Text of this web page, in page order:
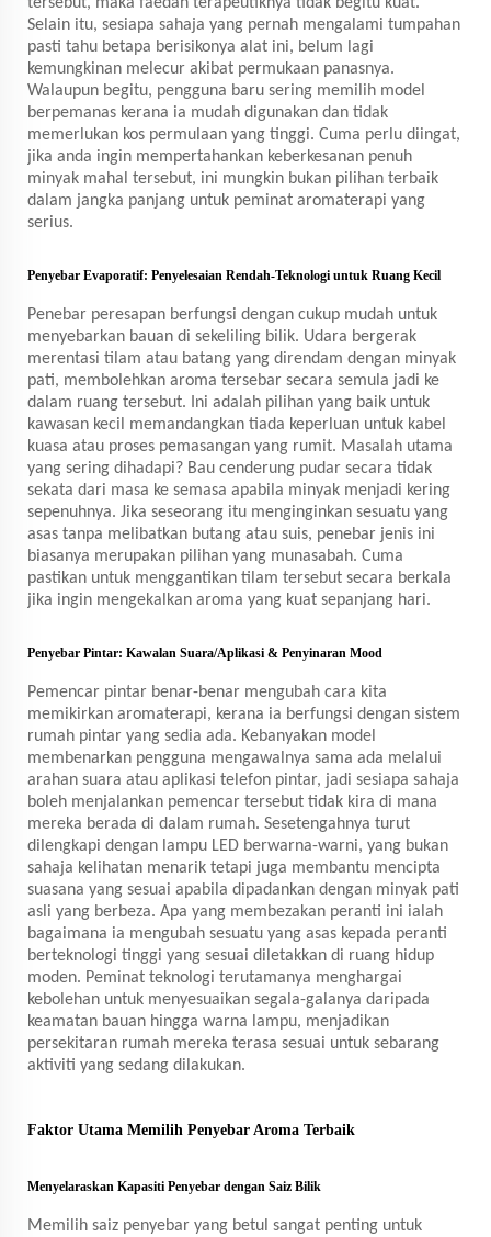
Selain itu, sesiapa sahaja yang pernah mengalami tumpahan
pasti tahu betapa berisikonya alat ini, belum lagi
kemungkinan melecur akibat permukaan panasnya.
Walaupun begitu, pengguna baru sering memilih model
berpemanas kerana ia mudah digunakan dan tidak
memerlukan kos permulaan yang tinggi. Cuma perlu diingat,
jika anda ingin mempertahankan keberkesanan penuh
minyak mahal tersebut, ini mungkin bukan pilihan terbaik
dalam jangka panjang untuk peminat aromaterapi yang
serius.
Penyebar Evaporatif: Penyelesaian Rendah-Teknologi untuk Ruang Kecil
Penebar peresapan berfungsi dengan cukup mudah untuk
menyebarkan bauan di sekeliling bilik. Udara bergerak
merentasi tilam atau batang yang direndam dengan minyak
pati, membolehkan aroma tersebar secara semula jadi ke
dalam ruang tersebut. Ini adalah pilihan yang baik untuk
kawasan kecil memandangkan tiada keperluan untuk kabel
kuasa atau proses pemasangan yang rumit. Masalah utama
yang sering dihadapi? Bau cenderung pudar secara tidak
sekata dari masa ke semasa apabila minyak menjadi kering
sepenuhnya. Jika seseorang itu menginginkan sesuatu yang
asas tanpa melibatkan butang atau suis, penebar jenis ini
biasanya merupakan pilihan yang munasabah. Cuma
pastikan untuk menggantikan tilam tersebut secara berkala
jika ingin mengekalkan aroma yang kuat sepanjang hari.
Penyebar Pintar: Kawalan Suara/Aplikasi & Penyinaran Mood
Pemencar pintar benar-benar mengubah cara kita
memikirkan aromaterapi, kerana ia berfungsi dengan sistem
rumah pintar yang sedia ada. Kebanyakan model
membenarkan pengguna mengawalnya sama ada melalui
arahan suara atau aplikasi telefon pintar, jadi sesiapa sahaja
boleh menjalankan pemencar tersebut tidak kira di mana
mereka berada di dalam rumah. Sesetengahnya turut
dilengkapi dengan lampu LED berwarna-warni, yang bukan
sahaja kelihatan menarik tetapi juga membantu mencipta
suasana yang sesuai apabila dipadankan dengan minyak pati
asli yang berbeza. Apa yang membezakan peranti ini ialah
bagaimana ia mengubah sesuatu yang asas kepada peranti
berteknologi tinggi yang sesuai diletakkan di ruang hidup
moden. Peminat teknologi terutamanya menghargai
kebolehan untuk menyesuaikan segala-galanya daripada
keamatan bauan hingga warna lampu, menjadikan
persekitaran rumah mereka terasa sesuai untuk sebarang
aktiviti yang sedang dilakukan.
Faktor Utama Memilih Penyebar Aroma Terbaik
Menyelaraskan Kapasiti Penyebar dengan Saiz Bilik
Memilih saiz penyebar yang betul sangat penting untuk